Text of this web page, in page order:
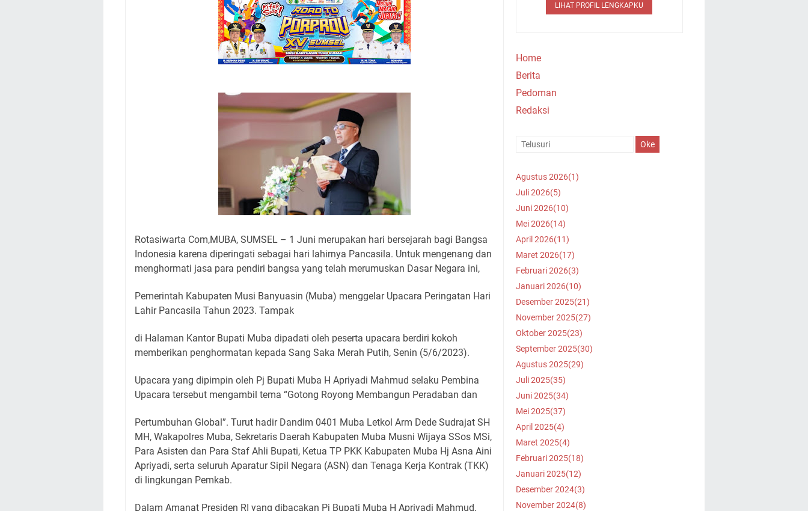
Rotasiwarta Com,MUBA, SUMSEL – 1 Juni merupakan hari bersejarah bagi Bangsa
Indonesia karena diperingati sebagai hari lahirnya Pancasila. Untuk mengenang dan
menghormati jasa para pendiri bangsa yang telah merumuskan Dasar Negara ini,
Pemerintah Kabupaten Musi Banyuasin (Muba) menggelar Upacara Peringatan Hari
Lahir Pancasila Tahun 2023. Tampak
di Halaman Kantor Bupati Muba dipadati oleh peserta upacara berdiri kokoh
memberikan penghormatan kepada Sang Saka Merah Putih, Senin (5/6/2023).
Upacara yang dipimpin oleh Pj Bupati Muba H Apriyadi Mahmud selaku Pembina
Upacara tersebut mengambil tema “Gotong Royong Membangun Peradaban dan
Pertumbuhan Global”. Turut hadir Dandim 0401 Muba Letkol Arm Dede Sudrajat SH
MH, Wakapolres Muba, Sekretaris Daerah Kabupaten Muba Musni Wijaya SSos MSi,
Para Asisten dan Para Staf Ahli Bupati, Ketua TP PKK Kabupaten Muba Hj Asna Aini
Apriyadi, serta seluruh Aparatur Sipil Negara (ASN) dan Tenaga Kerja Kontrak (TKK)
di lingkungan Pemkab.
Dalam Amanat Presiden RI yang dibacakan Pj Bupati Muba H Apriyadi Mahmud,
LIHAT PROFIL LENGKAPKU
Home
Berita
Pedoman
Redaksi
Agustus 2026(1)
Juli 2026(5)
Juni 2026(10)
Mei 2026(14)
April 2026(11)
Maret 2026(17)
Februari 2026(3)
Januari 2026(10)
Desember 2025(21)
November 2025(27)
Oktober 2025(23)
September 2025(30)
Agustus 2025(29)
Juli 2025(35)
Juni 2025(34)
Mei 2025(37)
April 2025(4)
Maret 2025(4)
Februari 2025(18)
Januari 2025(12)
Desember 2024(3)
November 2024(8)